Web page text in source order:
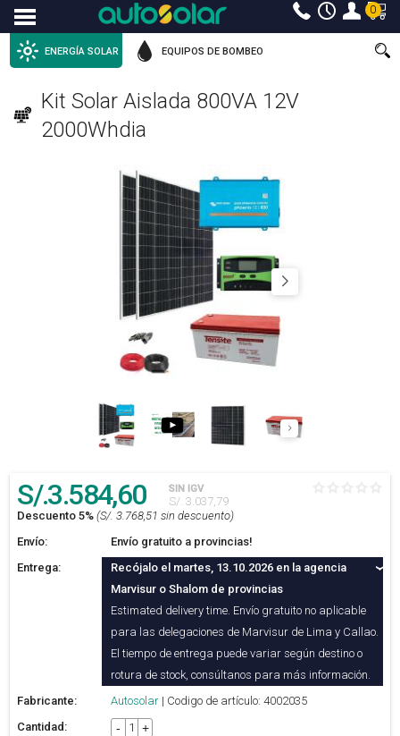
Menu 0
ENERGÍA SOLAR EQUIPOS DE BOMBEO
Kit Solar Aislada 800VA 12V
2000Whdia
S/.3.584,60 SIN IGV
S/. 3.037,79
Descuento 5% (S/. 3.768,51 sin descuento)
Envío:
Envío gratuito a provincias!
Entrega:
Recójalo el martes, 13.10.2026 en la agencia
Marvisur o Shalom de provincias
Estimated delivery time. Envío gratuito no aplicable
para las delegaciones de Marvisur de Lima y Callao.
El tiempo de entrega puede variar según destino o
rotura de stock, consúltanos para más información.
Fabricante:
Autosolar | Codigo de artículo: 4002035
Cantidad:
- +